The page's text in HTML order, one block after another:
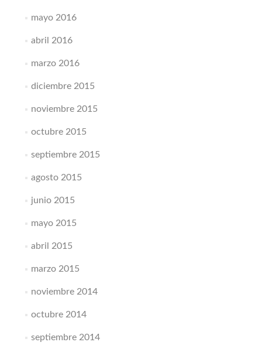
mayo 2016
abril 2016
marzo 2016
diciembre 2015
noviembre 2015
octubre 2015
septiembre 2015
agosto 2015
junio 2015
mayo 2015
abril 2015
marzo 2015
noviembre 2014
octubre 2014
septiembre 2014